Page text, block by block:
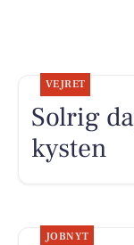
VEJRET
Solrig
kysten
JOBNYT